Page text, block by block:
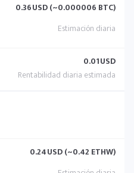
0.36USD (~0.000006 BTC)
0.01USD
0.24USD (~0.42 ETHW)